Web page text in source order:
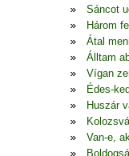
Sáncot
Három
Átal
Álltam
Vígan
Édes-
Huszár
Van-e,